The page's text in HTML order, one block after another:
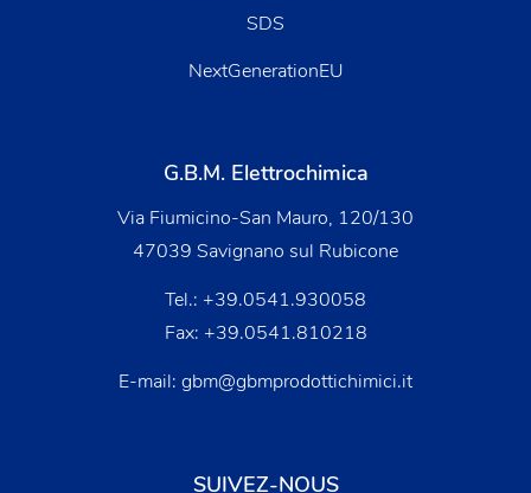
SDS
NextGenerationEU
G.B.M. Elettrochimica
Via Fiumicino-San Mauro, 120/130
47039 Savignano sul Rubicone
Tel.: +39.0541.930058
Fax: +39.0541.810218
E-mail: gbm@gbmprodottichimici.it
SUIVEZ-NOUS